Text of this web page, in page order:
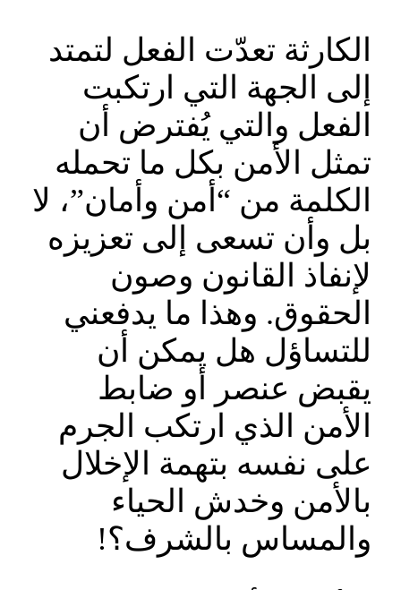
الكارثة تعدّت الفعل لتمتد
إلى الجهة التي ارتكبت
الفعل والتي يُفترض أن
تمثل الأمن بكل ما تحمله
الكلمة من “أمن وأمان”، لا
بل وأن تسعى إلى تعزيزه
لإنفاذ القانون وصون
الحقوق. وهذا ما يدفعني
للتساؤل هل يمكن أن
يقبض عنصر أو ضابط
الأمن الذي ارتكب الجرم
على نفسه بتهمة الإخلال
بالأمن وخدش الحياء
والمساس بالشرف؟!